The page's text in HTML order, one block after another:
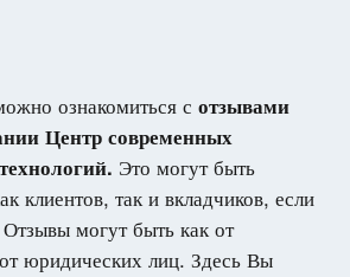
ознакомиться с отзывами
Центр современных
Это могут быть
клиентов, так и вкладчиков, если
могут быть как от
юридических лиц. Здесь Вы